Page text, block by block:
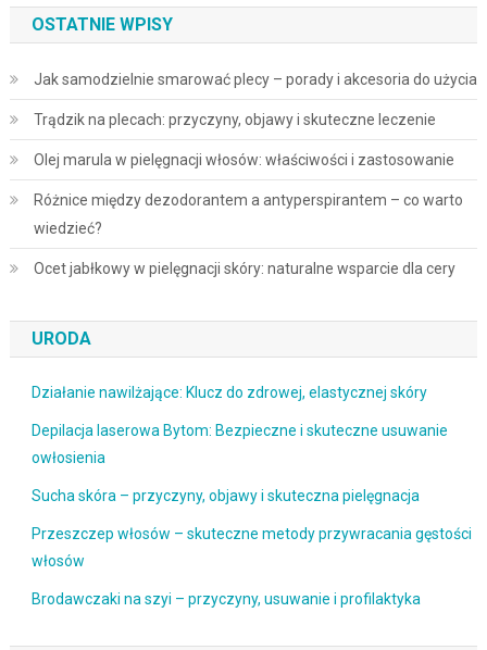
OSTATNIE WPISY
Jak samodzielnie smarować plecy – porady i akcesoria do użycia
Trądzik na plecach: przyczyny, objawy i skuteczne leczenie
Olej marula w pielęgnacji włosów: właściwości i zastosowanie
Różnice między dezodorantem a antyperspirantem – co warto
wiedzieć?
Ocet jabłkowy w pielęgnacji skóry: naturalne wsparcie dla cery
URODA
Działanie nawilżające: Klucz do zdrowej, elastycznej skóry
Depilacja laserowa Bytom: Bezpieczne i skuteczne usuwanie
owłosienia
Sucha skóra – przyczyny, objawy i skuteczna pielęgnacja
Przeszczep włosów – skuteczne metody przywracania gęstości
włosów
Brodawczaki na szyi – przyczyny, usuwanie i profilaktyka